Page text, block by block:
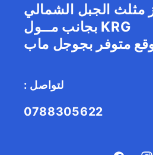
مثلث الجبل الشمالي
بجانب مــول KRG
متوفر بجوجل ماب
: لتواصل
0788305622